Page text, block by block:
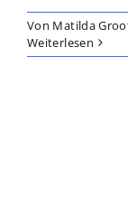
Von Matilda
Weiterlesen